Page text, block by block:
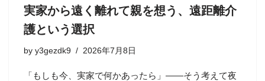
実家から遠く離れて親を想う、遠距離介
護という選択
by y3gezdk9 2026年7月8日
「もしも今、実家で何かあったら」——そう考えて夜